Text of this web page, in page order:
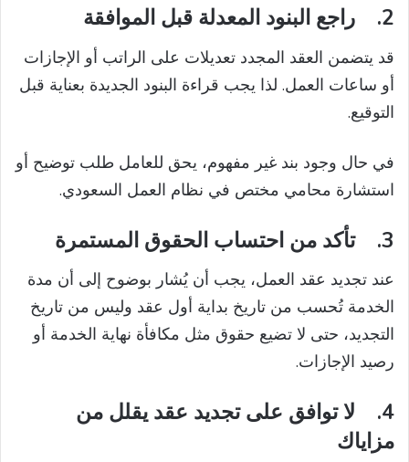
2. راجع البنود المعدلة قبل الموافقة
قد يتضمن العقد المجدد تعديلات على الراتب أو الإجازات
أو ساعات العمل. لذا يجب قراءة البنود الجديدة بعناية قبل
التوقيع.
في حال وجود بند غير مفهوم، يحق للعامل طلب توضيح أو
استشارة محامي مختص في نظام العمل السعودي.
3. تأكد من احتساب الحقوق المستمرة
عند تجديد عقد العمل، يجب أن يُشار بوضوح إلى أن مدة
الخدمة تُحسب من تاريخ بداية أول عقد وليس من تاريخ
التجديد، حتى لا تضيع حقوق مثل مكافأة نهاية الخدمة أو
رصيد الإجازات.
4.
لا توافق على تجديد عقد يقلل من
مزاياك